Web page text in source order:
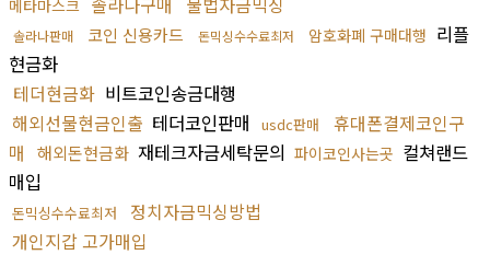
메타마스크
솔라나판매 코인 신용카드 돈믹싱수수료최저 암호화폐 구매대행 리플
현금화
테더현금화 비트코인송금대행
해외선물현금인출 테더코인판매 usdc판매
휴대폰결제코인구
매
해외돈현금화 재테크자금세탁문의 파이코인사는곳 컬쳐랜드
매입
돈믹싱수수료최저
정치자금믹싱방법
개인지갑 고가매입